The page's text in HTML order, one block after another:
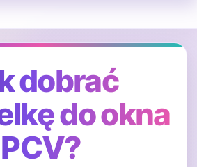
dobrać
do okna
PCV?